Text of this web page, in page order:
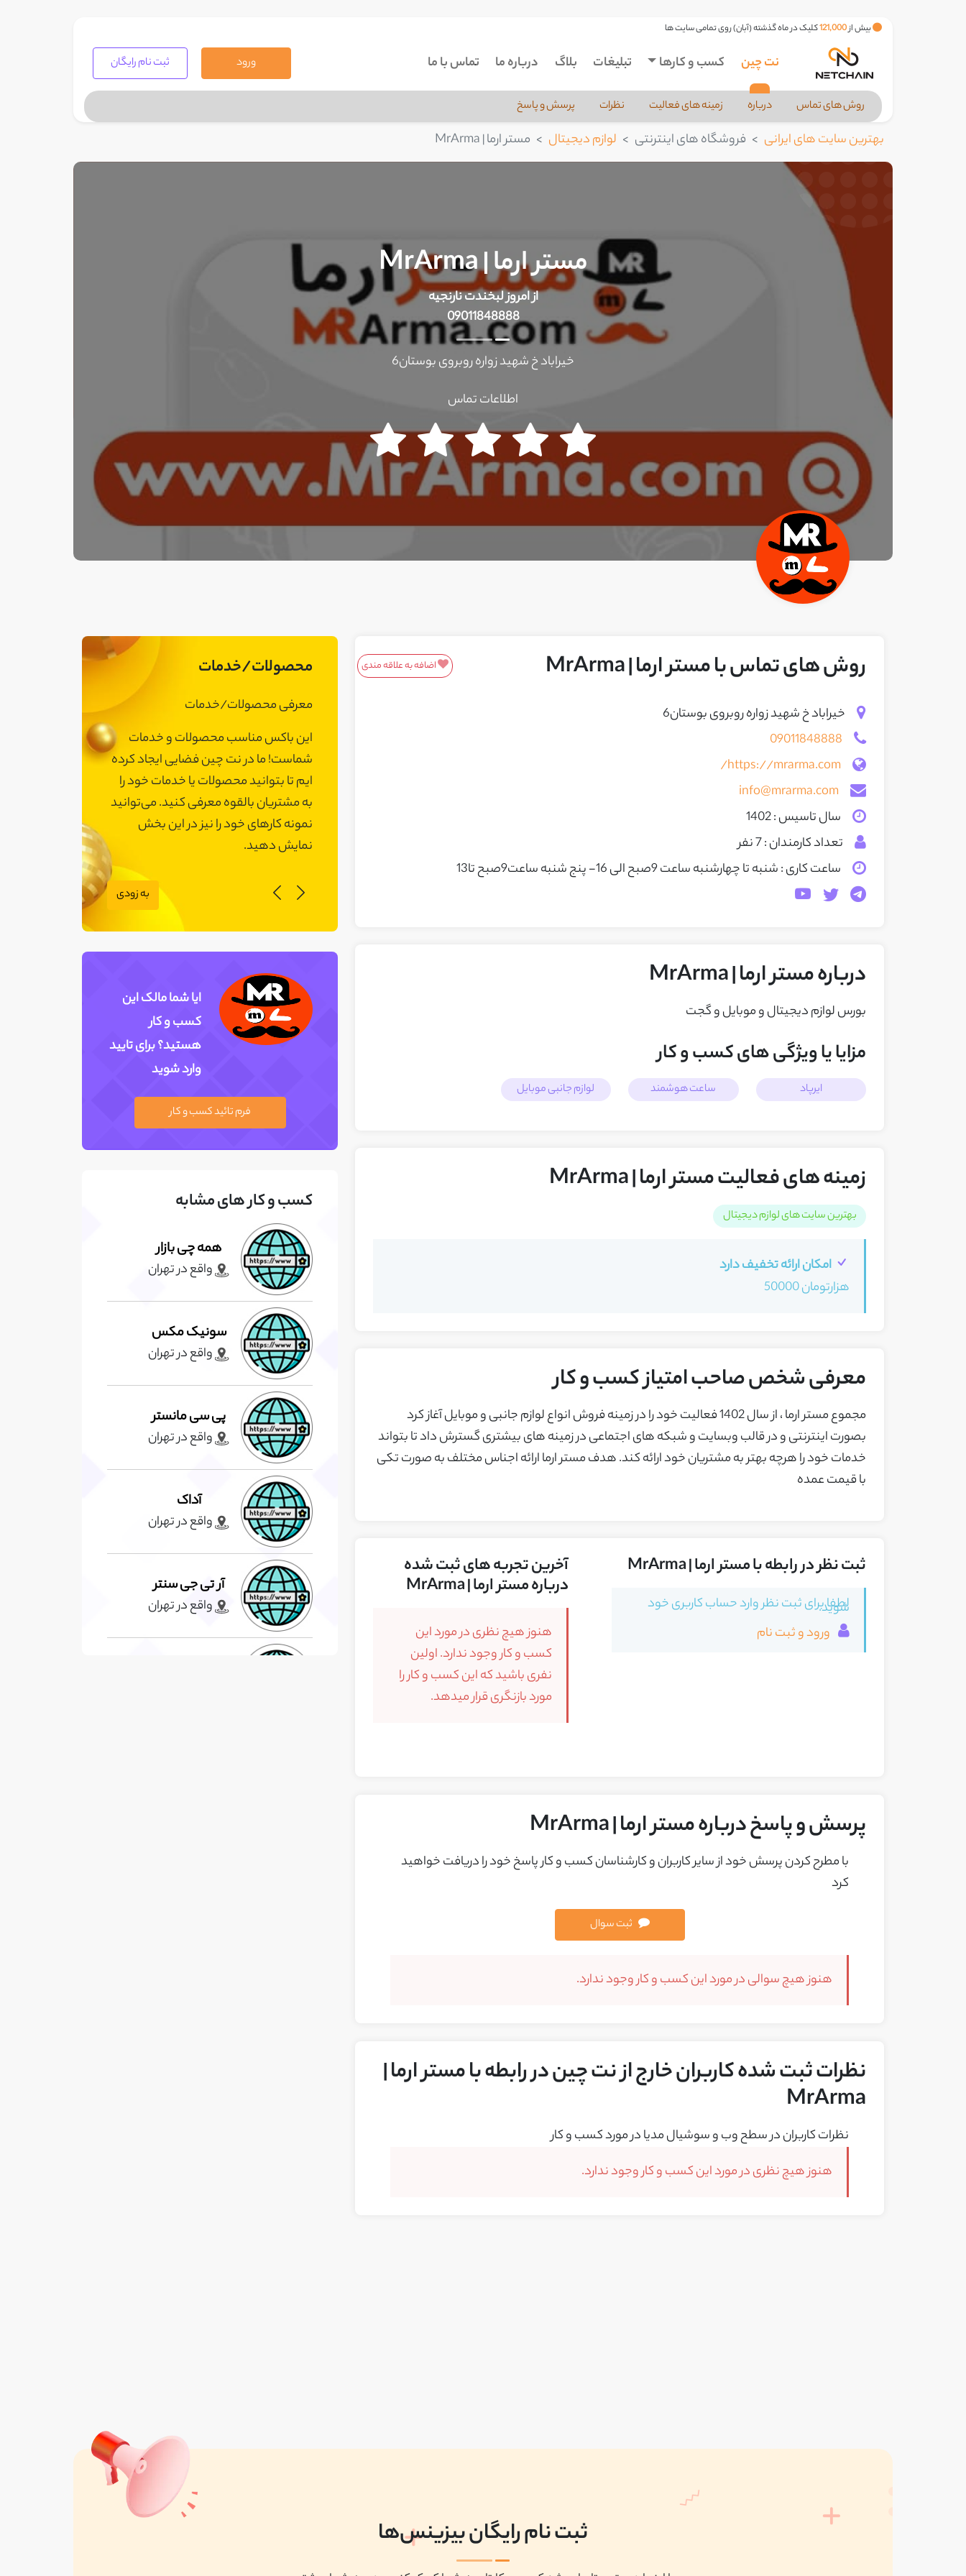
بیش از121,000کلیک در ماه گذشته (آبان) روی تمامی سایت ها
نت چین کسب و کارها تبلیغات بلاگ درباره ما تماس با ما ورود ثبت نام رایگان
روش های تماس درباره زمینه های فعالیت نظرات پرسش و پاسخ
بهترین سایت های ایرانی فروشگاه های اینترنتی لوازم دیجیتال مستر ارما | MrArma
مستر ارما | MrArma
از امروز لبخندت نارنجیه
09011848888
خیراباد خ شهید زواره روبروی بوستان6
اطلاعات تماس
روش های تماس با مستر ارما | MrArma اضافه به علاقه مندی
خیراباد خ شهید زواره روبروی بوستان6
09011848888
https://mrarma.com/
info@mrarma.com
سال تاسیس : 1402
تعداد کارمندان : 7 نفر
ساعت کاری : شنبه تا چهارشنبه ساعت 9صبح الی 16
- پنج شنبه ساعت9صبح تا13
درباره مستر ارما | MrArma
بورس لوازم دیجیتال و موبایل و گجت
مزایا یا ویژگی های کسب و کار
ایرپاد ساعت هوشمند لوازم جانبی موبایل
زمینه های فعالیت مستر ارما | MrArma
بهترین سایت های لوازم دیجیتال
امکان ارائه تخفیف دارد
هزارتومان 50000
معرفی شخص صاحب امتیاز کسب و کار
مجموع مستر ارما ، از سال 1402 فعالیت خود را در زمینه فروش انواع لوازم جانبی و موبایل آغاز کرد
بصورت اینترنتی و در قالب وبسایت و شبکه های اجتماعی در زمینه های بیشتری گسترش داد تا بتواند
خدمات خود را هرچه بهتر به مشتریان خود ارائه کند. هدف مستر ارما ارائه اجناس مختلف به صورت تکی
با قیمت عمده
ثبت نظر در رابطه با مستر ارما | MrArma
لطفا برای ثبت نظر وارد حساب کاربری خود
شوید.
ورود و ثبت نام
آخرین تجربه های ثبت شده
درباره مستر ارما | MrArma
هنوز هیچ نظری در مورد این
کسب و کار وجود ندارد. اولین
نفری باشید که این کسب و کار را
مورد بازنگری قرار میدهد.
پرسش و پاسخ درباره مستر ارما | MrArma
با مطرح کردن پرسش خود از ساير کاربران و کارشناسان کسب و کار پاسخ خود را دريافت خواهيد
کرد
ثبت سوال
هنوز هیچ سوالی در مورد این کسب و کار وجود ندارد.
نظرات ثبت شده کاربران خارج از نت چین در رابطه با مستر ارما |
MrArma
نظرات کاربران در سطح وب و سوشیال مدیا در مورد کسب و کار
هنوز هیچ نظری در مورد این کسب و کار وجود ندارد.
محصولات/خدمات
معرفی محصولات/خدمات
این باکس مناسب محصولات و خدمات
شماست! ما در نت چین فضایی ایجاد کرده
ایم تا بتوانید محصولات یا خدمات خود را
به مشتریان بالقوه معرفی کنید. می‌توانید
نمونه کارهای خود را نیز در این بخش
نمایش دهید.
شماست! ما در
نمونه کارهای
نمایش دهید.
به زودی
ایا شما مالک این
کسب و کار
هستید؟ برای تایید
وارد شوید
فرم تائید کسب و کار
کسب و کار های مشابه
همه چی بازار
واقع در تهران
سونیک مکس
واقع در تهران
پی سی مانستر
واقع در تهران
آداک
واقع در تهران
آر تی جی سنتر
واقع در تهران
ثبت نام رایگان بیزینس‌ها